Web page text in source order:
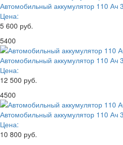
Автомобильный аккумулятор 110 Ач
Цена:
5 600 руб.
5400
Автомобильный аккумулятор 110 Ач
Цена:
12 500 руб.
4500
Автомобильный аккумулятор 110 Ач
Цена:
10 800 руб.